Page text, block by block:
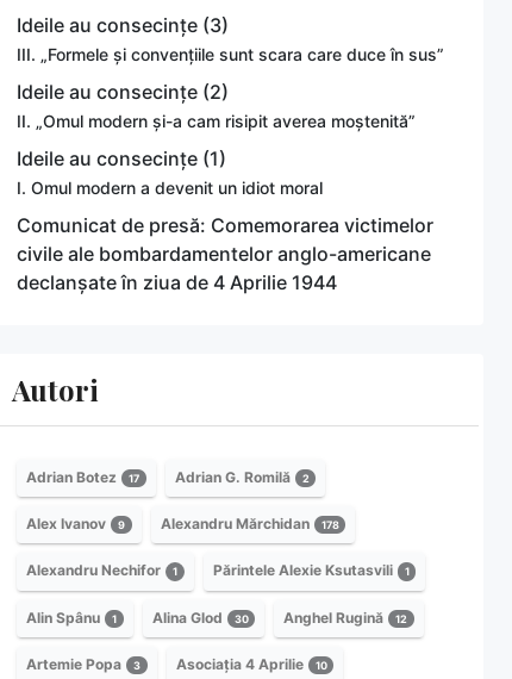
Ideile au consecințe (3)
III. „Formele și convențiile sunt scara care duce în sus”
Ideile au consecințe (2)
II. „Omul modern și-a cam risipit averea moștenită”
Ideile au consecințe (1)
I. Omul modern a devenit un idiot moral
Comunicat de presă: Comemorarea victimelor
civile ale bombardamentelor anglo-americane
declanșate în ziua de 4 Aprilie 1944
Autori
Adrian Botez 17 Adrian G. Romilă 2
Alex Ivanov 9 Alexandru Mărchidan 178
Alexandru Nechifor 1 Părintele Alexie Ksutasvili 1
Alin Spânu 1 Alina Glod 30 Anghel Rugină 12
Artemie Popa 3 Asociația 4 Aprilie 10